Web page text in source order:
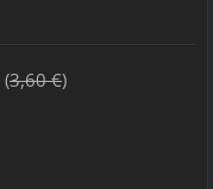
(3,60 €)